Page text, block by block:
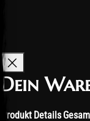
Dein
Produkt Details